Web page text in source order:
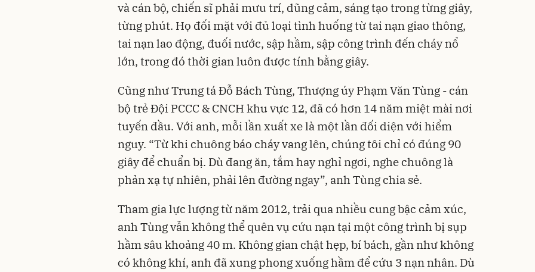
và cán bộ, chiến sĩ phải mưu trí, dũng cảm, sáng tạo trong từng giây,
từng phút. Họ đối mặt với đủ loại tình huống từ tai nạn giao thông,
tai nạn lao động, đuối nước, sập hầm, sập công trình đến cháy nổ
lớn, trong đó thời gian luôn được tính bằng giây.
Cũng như Trung tá Đỗ Bách Tùng, Thượng úy Phạm Văn Tùng - cán
bộ trẻ Đội PCCC & CNCH khu vực 12, đã có hơn 14 năm miệt mài nơi
tuyến đầu. Với anh, mỗi lần xuất xe là một lần đối diện với hiểm
nguy. “Từ khi chuông báo cháy vang lên, chúng tôi chỉ có đúng 90
giây để chuẩn bị. Dù đang ăn, tắm hay nghỉ ngơi, nghe chuông là
phản xạ tự nhiên, phải lên đường ngay”, anh Tùng chia sẻ.
Tham gia lực lượng từ năm 2012, trải qua nhiều cung bậc cảm xúc,
anh Tùng vẫn không thể quên vụ cứu nạn tại một công trình bị sụp
hầm sâu khoảng 40 m. Không gian chật hẹp, bí bách, gần như không
có không khí, anh đã xung phong xuống hầm để cứu 3 nạn nhân. Dù